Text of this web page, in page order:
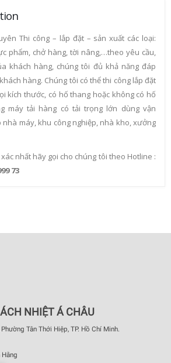
Thi công – lắp đặt – sản xuất các loại:
phẩm, chở hàng, tời nâng,…theo yêu cầu,
khách hàng, chúng tôi đủ khả năng đáp
hàng. Chúng tôi có thể thi công lắp đặt
kích thước, có hố thang hoặc không có hố
máy tải hàng có tải trọng lớn dùng vận
nhà máy, khu công nghiệp, nhà kho, xưởng
nhất hãy gọi cho chúng tôi theo Hotline :
73
NHIỆT Á CHÂU
Tân Thới Hiệp, TP. Hồ Chí Minh.